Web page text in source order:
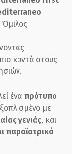
Όμιλος
κοντά στους
ένα πρότυπο
με
γενιάς, και
παραϊατρικό